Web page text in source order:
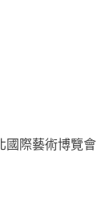
國際藝術博覽會